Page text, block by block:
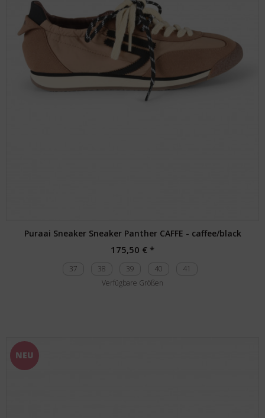
Puraai Sneaker Sneaker Panther CAFFE - caffee/black
175,50 € *
37 38 39 40
41
Verfügbare Größen
NEU